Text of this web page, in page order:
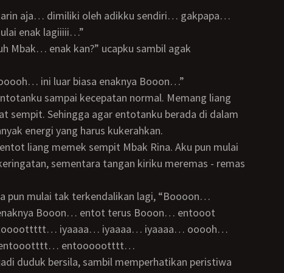
enak lagiiiii…”
ini luar biasa enaknya Booon…”
sempit. Sehingga agar entotanku berada di dalam
energi yang harus kukerahkan.
sementara tangan kiriku meremas - remas
Booon… entot terus Booon… entooot
iyaaaa… iyaaaa… iyaaaa… ooooh…
entoootttt… entoooootttt…